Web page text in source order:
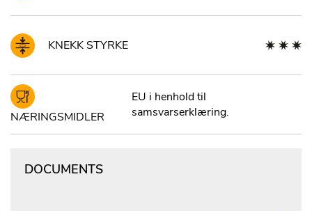
KNEKK STYRKE
NÆRINGSMIDLER
EU i henhold til
samsvarserklæring.
DOCUMENTS